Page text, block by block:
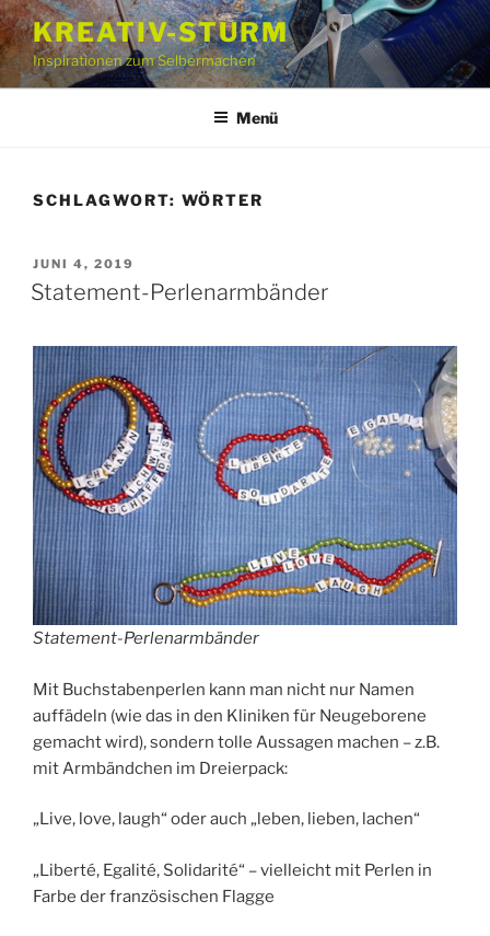
Zum
Inhalt
springen
KREATIV-STURM
Inspirationen zum Selbermachen
Menü
SCHLAGWORT: WÖRTER
VERÖFFENTLICHT
AM
JUNI 4, 2019
Statement-Perlenarmbänder
Statement-Perlenarmbänder
Mit Buchstabenperlen kann man nicht nur Namen
auffädeln (wie das in den Kliniken für Neugeborene
gemacht wird), sondern tolle Aussagen machen – z.B.
mit Armbändchen im Dreierpack:
„Live, love, laugh“ oder auch „leben, lieben, lachen“
„Liberté, Egalité, Solidarité“ – vielleicht mit Perlen in
Farbe der französischen Flagge